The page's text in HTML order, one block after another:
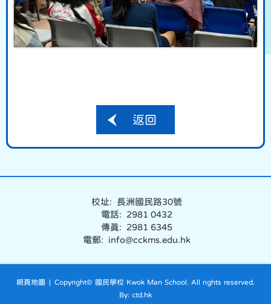
返回
校址: 長洲國民路30號
電話: 2981 0432
傳真: 2981 6345
電郵: info@cckms.edu.hk
網頁地圖 | Copyright© 國民學校 Kwok Man School. All rights reserved.
By: ctd.hk